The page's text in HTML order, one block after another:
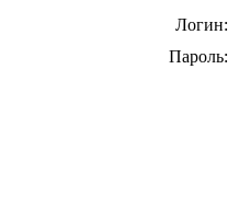
Логин:
Пароль: